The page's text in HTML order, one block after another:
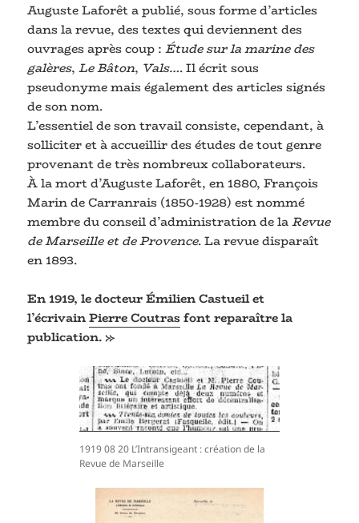
Auguste Laforêt a publié, sous forme d’articles
dans la revue, des textes qui deviennent des
ouvrages après coup :Étude sur la marine des
galères,Le Bâton, Vals…. Il écrit sous
pseudonyme mais également des articles signés
de son nom.
L’essentiel de son travail consiste, cependant, à
solliciter et à accueillir des études de tout genre
provenant de très nombreux collaborateurs.
À la mort d’Auguste Laforêt, en 1880, François
Marin de Carranrais (1850-1928) est nommé
membre du conseil d’administration de laRevue
de Marseille et de Provence. La revue disparaît
en 1893.
En 1919, le docteur Émilien Castueil et
l’écrivainPierre Coutras font reparaître la
publication. »
1919 08 20 L’Intransigeant : création de la
Revue de Marseille